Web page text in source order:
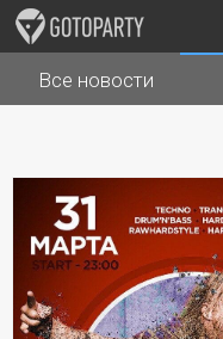
Города Музыка
Все новости